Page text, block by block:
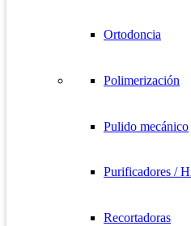
Ortodoncia
Polimerización
Pulido mecánico
Purificadores /
Recortadoras